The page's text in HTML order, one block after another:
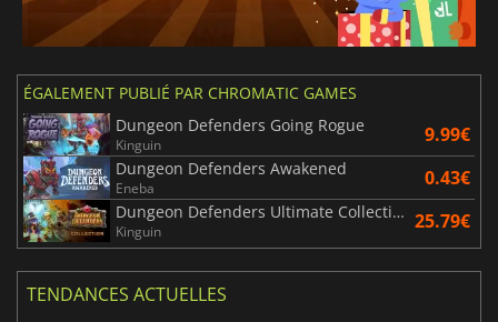
ÉGALEMENT PUBLIÉ PAR CHROMATIC GAMES
Dungeon Defenders Going Rogue
Kinguin 9.99€
Dungeon Defenders Awakened
Eneba 0.43€
Dungeon Defenders Ultimate Collection
Kinguin 25.79€
TENDANCES ACTUELLES